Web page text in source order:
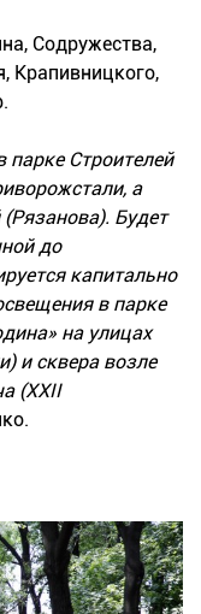
Содружества,
Крапивницкого,
парке Строителей
а
(Рязанова). Будет
до
капитально
в парке
на улицах
и сквера возле
(ХХІІ